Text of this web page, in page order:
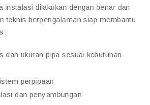
instalasi dilakukan dengan benar dan
teknis berpengalaman siap membantu
dan ukuran pipa sesuai kebutuhan
perpipaan
dan penyambungan